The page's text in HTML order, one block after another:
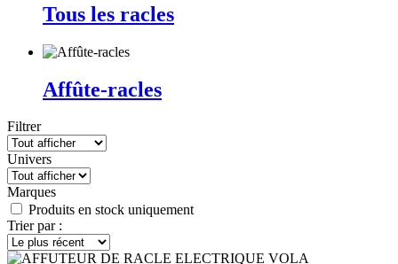
Tous les racles
Affûte-racles
Filtrer
Univers
Marques
Produits en stock uniquement
Trier par :